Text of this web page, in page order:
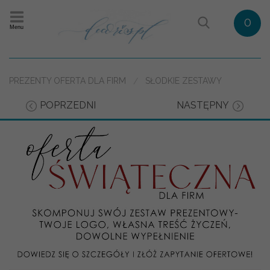
Menu 0
PREZENTY OFERTA DLA FIRM SŁODKIE ZESTAWY
POPRZEDNI NASTĘPNY